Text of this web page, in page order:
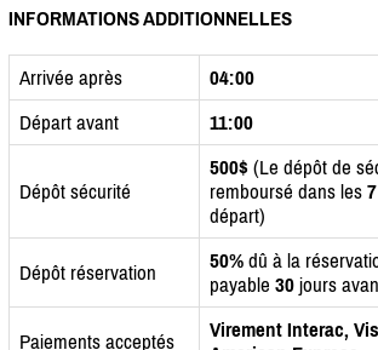
INFORMATIONS ADDITIONNELLES
Arrivée après
04:00
Départ avant
11:00
Dépôt sécurité
500$ (Le dépôt de
remboursé dans les 7
départ)
Dépôt réservation 50% dû à la
payable 30 jours
Paiements acceptés
Virement Interac,